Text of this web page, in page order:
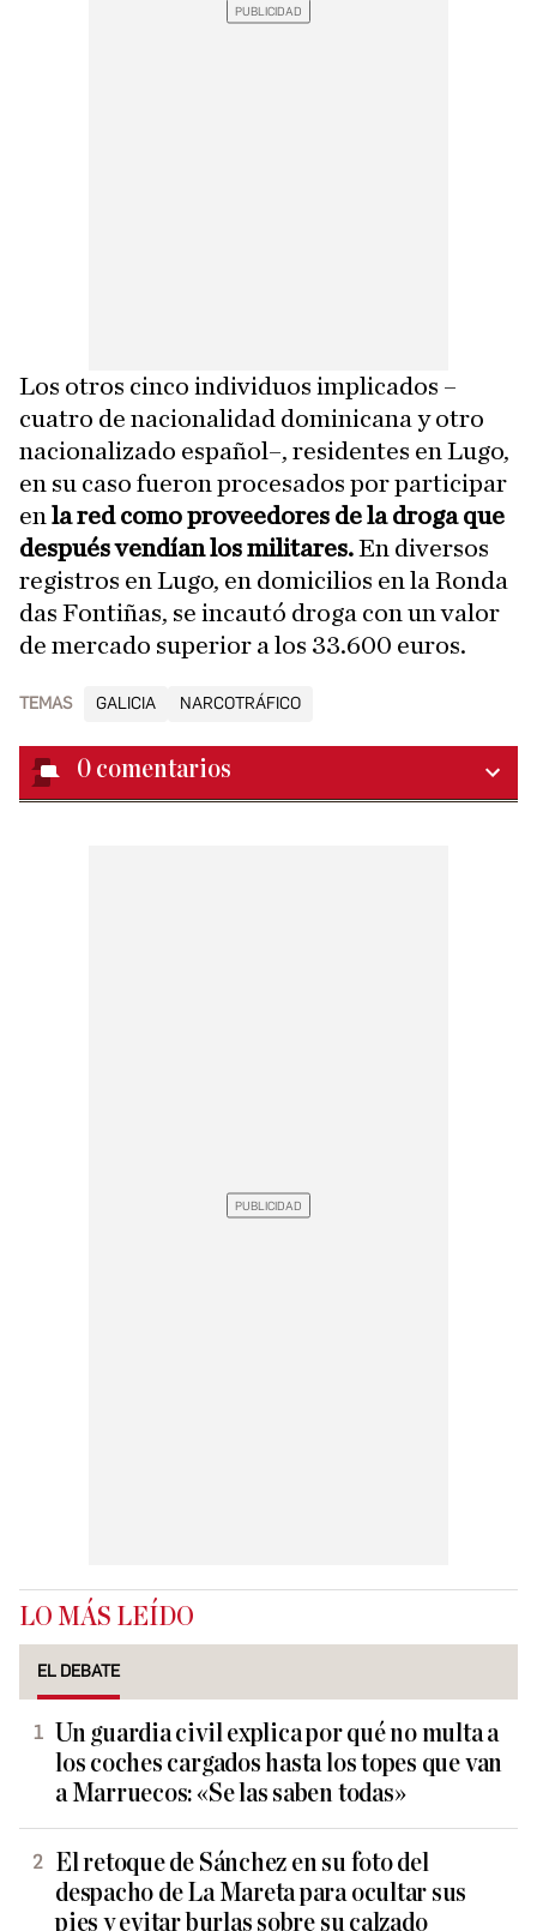
Los otros cinco individuos implicados –
cuatro de nacionalidad dominicana y otro
nacionalizado español–, residentes en Lugo,
en su caso fueron procesados por participar
en la red como proveedores de la droga que
después vendían los militares.En diversos
registros en Lugo, en domicilios en la Ronda
das Fontiñas, se incautó droga con un valor
de mercado superior a los 33.600 euros.
TEMAS GALICIA NARCOTRÁFICO
0 comentarios
LO MÁS LEÍDO
EL DEBATE
Un guardia civil explica por qué no multa a
los coches cargados hasta los topes que van
a Marruecos: «Se las saben todas»
El retoque de Sánchez en su foto del
despacho de La Mareta para ocultar sus
pies y evitar burlas sobre su calzado